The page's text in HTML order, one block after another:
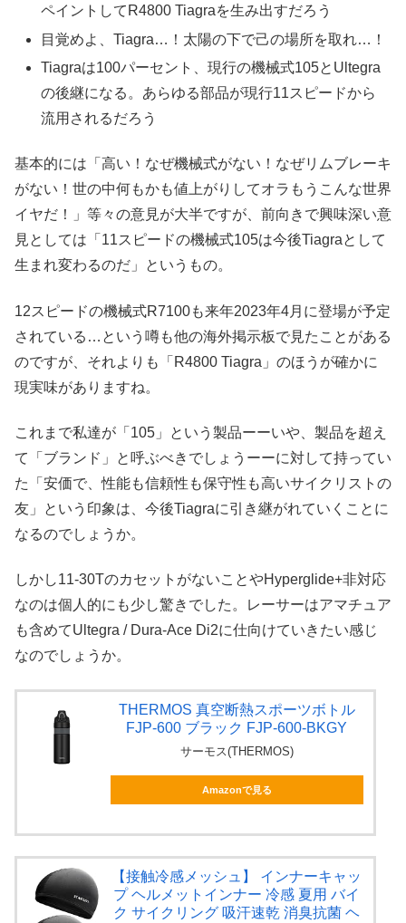
ペイントしてR4800 Tiagraを生み出すだろう
目覚めよ、Tiagra…！太陽の下で己の場所を取れ…！
Tiagraは100パーセント、現行の機械式105とUltegra
の後継になる。あらゆる部品が現行11スピードから
流用されるだろう
基本的には「高い！なぜ機械式がない！なぜリムブレーキ
がない！世の中何もかも値上がりしてオラもうこんな世界
イヤだ！」等々の意見が大半ですが、前向きで興味深い意
見としては「11スピードの機械式105は今後Tiagraとして
生まれ変わるのだ」というもの。
12スピードの機械式R7100も来年2023年4月に登場が予定
されている…という噂も他の海外掲示板で見たことがある
のですが、それよりも「R4800 Tiagra」のほうが確かに
現実味がありますね。
これまで私達が「105」という製品ーーいや、製品を超え
て「ブランド」と呼ぶべきでしょうーーに対して持ってい
た「安価で、性能も信頼性も保守性も高いサイクリストの
友」という印象は、今後Tiagraに引き継がれていくことに
なるのでしょうか。
しかし11-30TのカセットがないことやHyperglide+非対応
なのは個人的にも少し驚きでした。レーサーはアマチュア
も含めてUltegra / Dura-Ace Di2に仕向けていきたい感じ
なのでしょうか。
THERMOS 真空断熱スポーツボトル
FJP-600 ブラック FJP-600-BKGY
サーモス(THERMOS)
Amazonで見る
【接触冷感メッシュ】 インナーキャッ
プ ヘルメットインナー 冷感 夏用 バイ
ク サイクリング 吸汗速乾 消臭抗菌 ヘ